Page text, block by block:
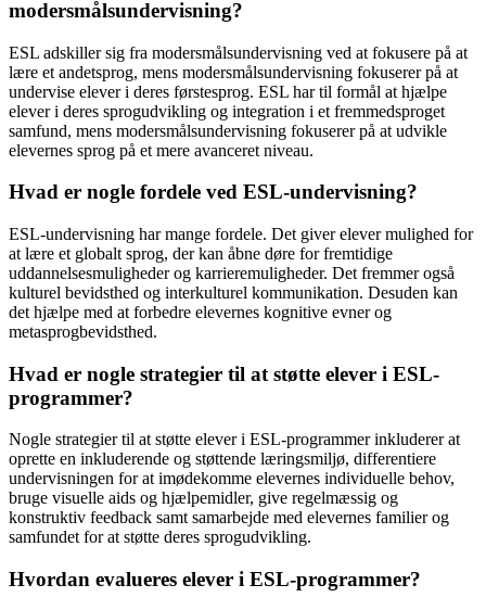
modersmålsundervisning?
ESL adskiller sig fra modersmålsundervisning ved at fokusere på at
lære et andetsprog, mens modersmålsundervisning fokuserer på at
undervise elever i deres førstesprog. ESL har til formål at hjælpe
elever i deres sprogudvikling og integration i et fremmedsproget
samfund, mens modersmålsundervisning fokuserer på at udvikle
elevernes sprog på et mere avanceret niveau.
Hvad er nogle fordele ved ESL-undervisning?
ESL-undervisning har mange fordele. Det giver elever mulighed for
at lære et globalt sprog, der kan åbne døre for fremtidige
uddannelsesmuligheder og karrieremuligheder. Det fremmer også
kulturel bevidsthed og interkulturel kommunikation. Desuden kan
det hjælpe med at forbedre elevernes kognitive evner og
metasprogbevidsthed.
Hvad er nogle strategier til at støtte elever i ESL-
programmer?
Nogle strategier til at støtte elever i ESL-programmer inkluderer at
oprette en inkluderende og støttende læringsmiljø, differentiere
undervisningen for at imødekomme elevernes individuelle behov,
bruge visuelle aids og hjælpemidler, give regelmæssig og
konstruktiv feedback samt samarbejde med elevernes familier og
samfundet for at støtte deres sprogudvikling.
Hvordan evalueres elever i ESL-programmer?